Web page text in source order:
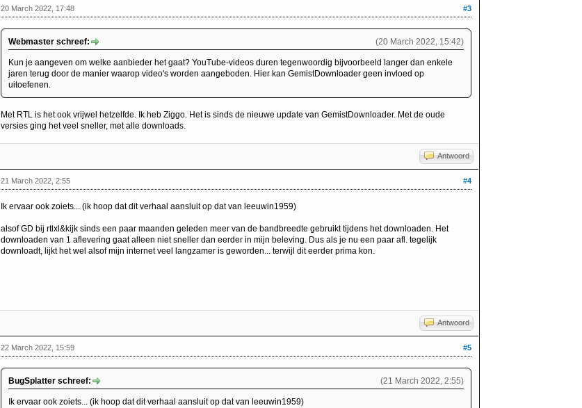
#3
20 March 2022, 17:48
(20 March 2022, 15:42)
Webmaster schreef:
Kun je aangeven om welke aanbieder het gaat? YouTube-videos duren tegenwoordig bijvoorbeeld langer dan enkele
jaren terug door de manier waarop video's worden aangeboden. Hier kan GemistDownloader geen invloed op
uitoefenen.
Met RTL is het ook vrijwel hetzelfde. Ik heb Ziggo. Het is sinds de nieuwe update van GemistDownloader. Met de oude
versies ging het veel sneller, met alle downloads.
Antwoord
#4
21 March 2022, 2:55
Ik ervaar ook zoiets... (ik hoop dat dit verhaal aansluit op dat van leeuwin1959)
alsof GD bij rtlxl&kijk sinds een paar maanden geleden meer van de bandbreedte gebruikt tijdens het downloaden. Het
downloaden van 1 aflevering gaat alleen niet sneller dan eerder in mijn beleving. Dus als je nu een paar afl. tegelijk
downloadt, lijkt het wel alsof mijn internet veel langzamer is geworden... terwijl dit eerder prima kon.
Antwoord
#5
22 March 2022, 15:59
(21 March 2022, 2:55)
BugSplatter schreef:
Ik ervaar ook zoiets... (ik hoop dat dit verhaal aansluit op dat van leeuwin1959)